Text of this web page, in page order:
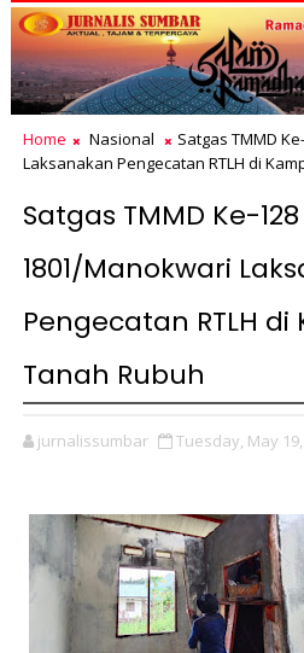
Home Nasional
Satgas TMMD
Laksanakan Pengecatan RTLH di
Satgas TMMD Ke-
1801/Manokwari
Pengecatan RTLH
Tanah Rubuh
jurnalissumbar Tuesday, May